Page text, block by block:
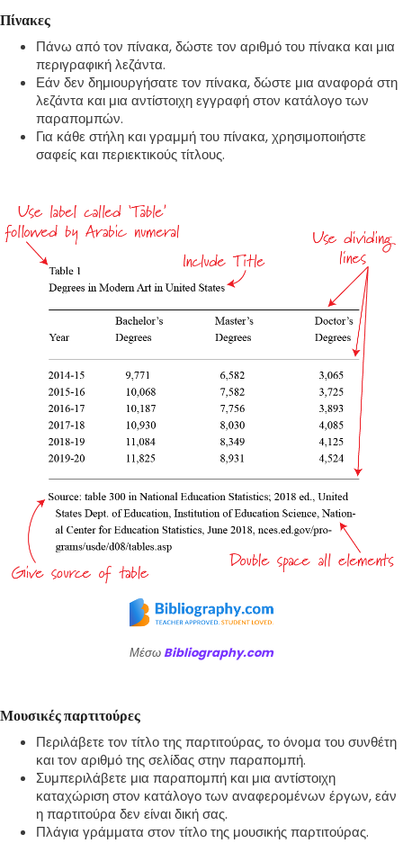
Πίνακες
Πάνω από τον πίνακα, δώστε τον αριθμό του πίνακα και μια
περιγραφική λεζάντα.
Εάν δεν δημιουργήσατε τον πίνακα, δώστε μια αναφορά στη
λεζάντα και μια αντίστοιχη εγγραφή στον κατάλογο των
παραπομπών.
Για κάθε στήλη και γραμμή του πίνακα, χρησιμοποιήστε
σαφείς και περιεκτικούς τίτλους.
Μέσω Bibliography.com
Μουσικές παρτιτούρες
Περιλάβετε τον τίτλο της παρτιτούρας, το όνομα του συνθέτη
και τον αριθμό της σελίδας στην παραπομπή.
Συμπεριλάβετε μια παραπομπή και μια αντίστοιχη
καταχώριση στον κατάλογο των αναφερομένων έργων, εάν
η παρτιτούρα δεν είναι δική σας.
Πλάγια γράμματα στον τίτλο της μουσικής παρτιτούρας.